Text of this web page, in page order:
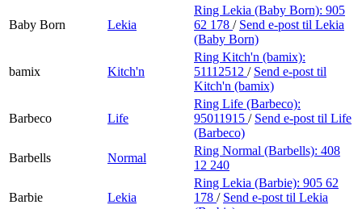
Baby Born Lekia
Ring Lekia (Baby Born): 905
62 178 / Send e-post til Lekia
(Baby Born)
bamix Kitch'n
Ring Kitch'n (bamix):
51112512 / Send e-post til
Kitch'n (bamix)
Barbeco Life
Ring Life (Barbeco):
95011915 / Send e-post til Life
(Barbeco)
Barbells
Normal
Ring Normal (Barbells): 408
12 240
Barbie Lekia
Ring Lekia (Barbie): 905 62
178 / Send e-post til Lekia